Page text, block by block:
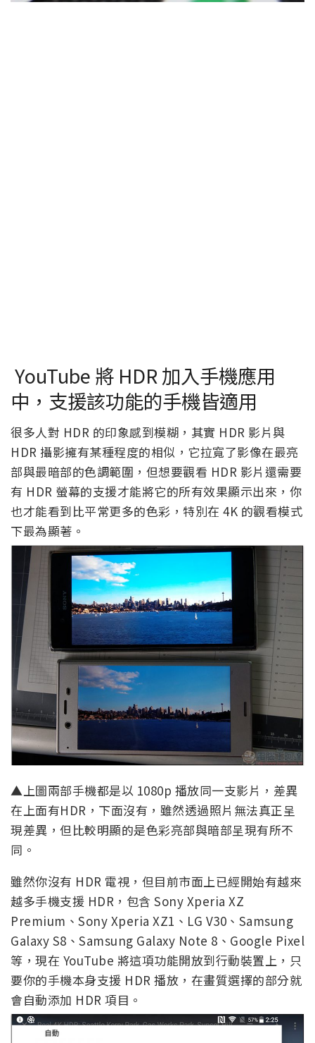
YouTube 將 HDR 加入手機應用
中，支援該功能的手機皆適用
很多人對 HDR 的印象感到模糊，其實 HDR 影片與
HDR 攝影擁有某種程度的相似，它拉寬了影像在最亮
部與最暗部的色調範圍，但想要觀看 HDR 影片還需要
有 HDR 螢幕的支援才能將它的所有效果顯示出來，你
也才能看到比平常更多的色彩，特別在 4K 的觀看模式
下最為顯著。
▲上圖兩部手機都是以 1080p 播放同一支影片，差異
在上面有HDR，下面沒有，雖然透過照片無法真正呈
現差異，但比較明顯的是色彩亮部與暗部呈現有所不
同。
雖然你沒有 HDR 電視，但目前市面上已經開始有越來
越多手機支援 HDR，包含 Sony Xperia XZ
Premium、Sony Xperia XZ1、LG V30、Samsung
Galaxy S8、Samsung Galaxy Note 8、Google Pixel
等，現在 YouTube 將這項功能開放到行動裝置上，只
要你的手機本身支援 HDR 播放，在畫質選擇的部分就
會自動添加 HDR 項目。